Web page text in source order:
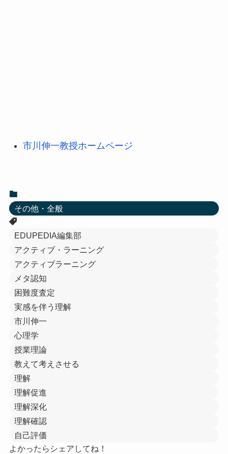
市川伸一教授ホームページ
その他・全般
EDUPEDIA編集部
アクティブ・ラーニング
アクティブラーニング
メタ認知
困難度査定
実感を伴う理解
市川伸一
心理学
授業理論
教えて考えさせる
理解
理解促進
理解深化
理解確認
自己評価
よかったらシェアしてね！